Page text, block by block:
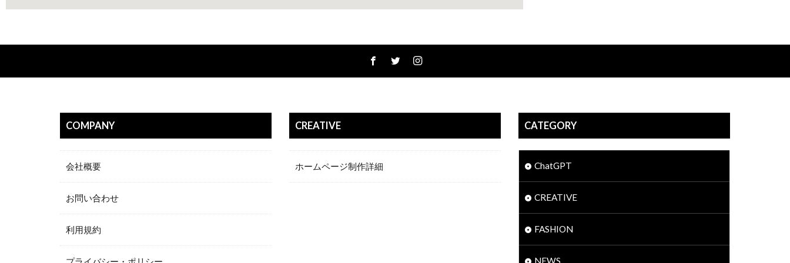
COMPANY
会社概要
お問い合わせ
利用規約
CREATIVE
ホームページ制作詳細
CATEGORY
ChatGPT
CREATIVE
FASHION
NEWS